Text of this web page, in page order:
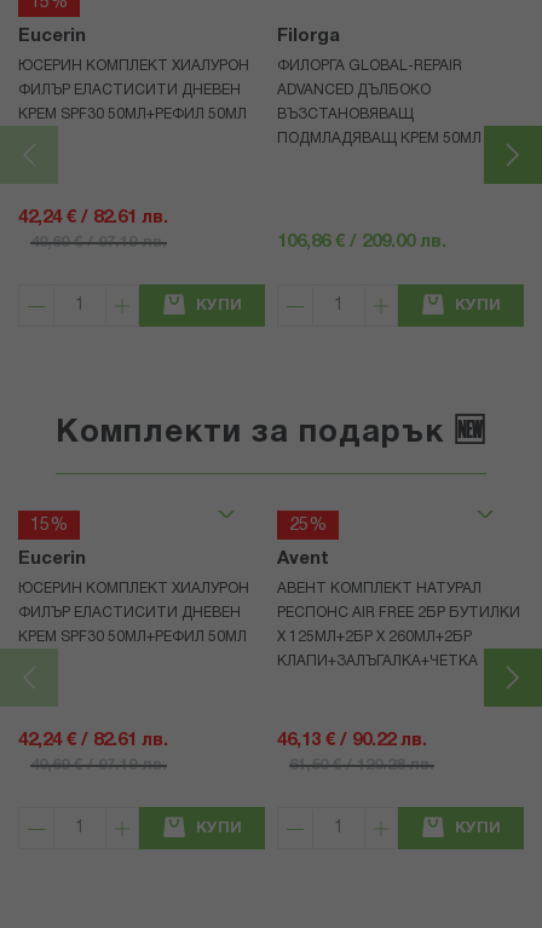
Eucerin
ЮСЕРИН КОМПЛЕКТ ХИАЛУРОН
ФИЛЪР ЕЛАСТИСИТИ ДНЕВЕН
КРЕМ SPF30 50МЛ+РЕФИЛ 50МЛ
42,24 € / 82.61 лв.
49,69 € / 97.19 лв.
КУПИ
Filorga
ФИЛОРГА GLOBAL-REPAIR
ADVANCED ДЪЛБОКО
ВЪЗСТАНОВЯВАЩ
ПОДМЛАДЯВАЩ КРЕМ 50МЛ
106,86 € / 209.00 лв.
КУПИ
Комплекти за подарък 🆕
15%
Eucerin
ЮСЕРИН КОМПЛЕКТ ХИАЛУРОН
ФИЛЪР ЕЛАСТИСИТИ ДНЕВЕН
КРЕМ SPF30 50МЛ+РЕФИЛ 50МЛ
42,24 € / 82.61 лв.
49,69 € / 97.19 лв.
КУПИ
25%
Avent
АВЕНТ КОМПЛЕКТ НАТУРАЛ
РЕСПОНС AIR FREE 2БР БУТИЛКИ
Х 125МЛ+2БР Х 260МЛ+2БР
КЛАПИ+ЗАЛЪГАЛКА+ЧЕТКА
46,13 € / 90.22 лв.
61,50 € / 120.28 лв.
КУПИ